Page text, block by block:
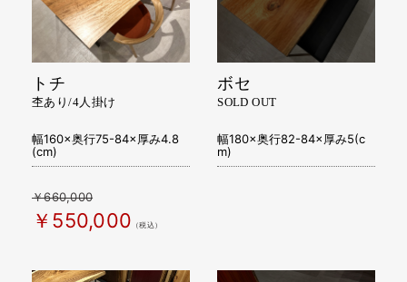
トチ
杢あり/4人掛け
幅160×奥行75-84×厚み4.8
(cm)
￥660,000
￥550,000 （税込）
ボセ
SOLD OUT
幅180×奥行82-84×厚み5(c
m)